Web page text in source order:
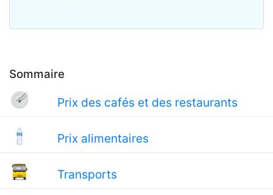
Sommaire
Prix des cafés et des restaurants
Prix alimentaires
Transports